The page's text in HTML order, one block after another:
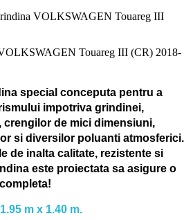
Touareg III (CR) 2018-
special conceputa pentru a
impotriva grindinei,
crengilor de mici dimensiuni,
si diversilor poluanti atmosferici.
de inalta calitate, rezistente si
este proiectata sa asigure o
m x 1.40 m.